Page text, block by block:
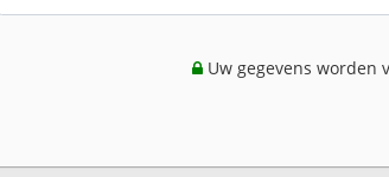
Uw gegevens worden